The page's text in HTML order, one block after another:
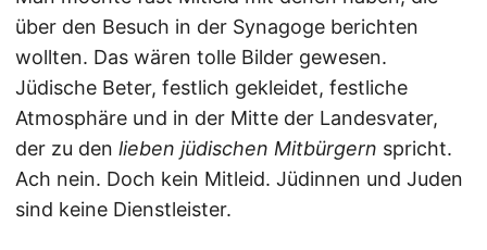
über den Besuch in der Synagoge berichten
wollten. Das wären tolle Bilder gewesen.
Jüdische Beter, festlich gekleidet, festliche
Atmosphäre und in der Mitte der Landesvater,
der zu den lieben jüdischen Mitbürgern spricht.
Ach nein. Doch kein Mitleid. Jüdinnen und Juden
sind keine Dienstleister.